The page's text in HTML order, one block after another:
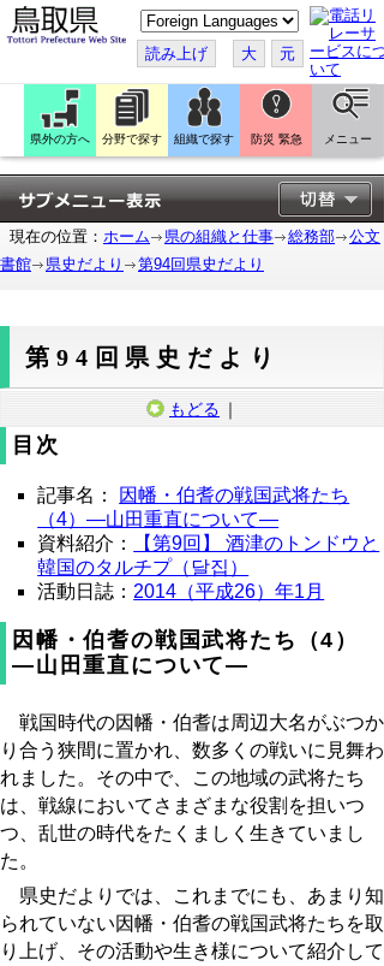
こ
の
ペ
ー
ジ
翻
訳
す
る
読み上げ 大 元
県外の方へ 分野で探す 組織で探す 防災 緊急 メニュー
現在の位置： ホーム 県の組織と仕事 総務部
公文
書館
県史だより 第94回県史だより
第94回県史だより
もどる ｜
目次
記事名：
因幡・伯耆の戦国武将たち
（4）―山田重直について―
資料紹介：
【第9回】 酒津のトンドウと
韓国のタルチプ（달집）
活動日誌： 2014（平成26）年1月
因幡・伯耆の戦国武将たち（4）
―山田重直について―
戦国時代の因幡・伯耆は周辺大名がぶつか
り合う狭間に置かれ、数多くの戦いに見舞わ
れました。その中で、この地域の武将たち
は、戦線においてさまざまな役割を担いつ
つ、乱世の時代をたくましく生きていまし
た。
県史だよりでは、これまでにも、あまり知
られていない因幡・伯耆の戦国武将たちを取
り上げ、その活動や生き様について紹介して